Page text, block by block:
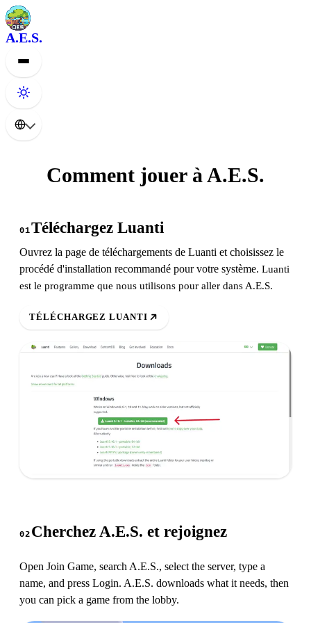
A.E.S.
Comment jouer à A.E.S.
01Téléchargez Luanti
Ouvrez la page de téléchargements de Luanti et choisissez le
procédé d'installation recommandé pour votre système. Luanti
est le programme que nous utilisons pour aller dans A.E.S.
TÉLÉCHARGEZ LUANTI
02 Cherchez A.E.S. et rejoignez
Open Join Game, search A.E.S., select the server, type a
name, and press Login. A.E.S. downloads what it needs, then
you can pick a game from the lobby.